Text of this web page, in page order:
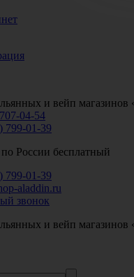
и вейп магазинов
04-54
799-01-39
России бесплатный
799-01-39
aladdin.ru
звонок
и вейп магазинов